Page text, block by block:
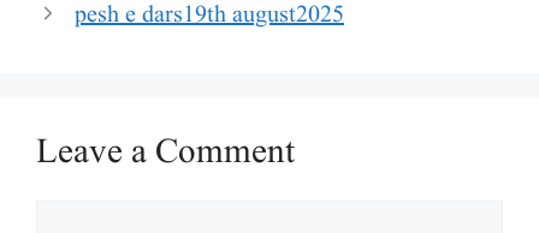
pesh e dars19th august2025
Leave a Comment